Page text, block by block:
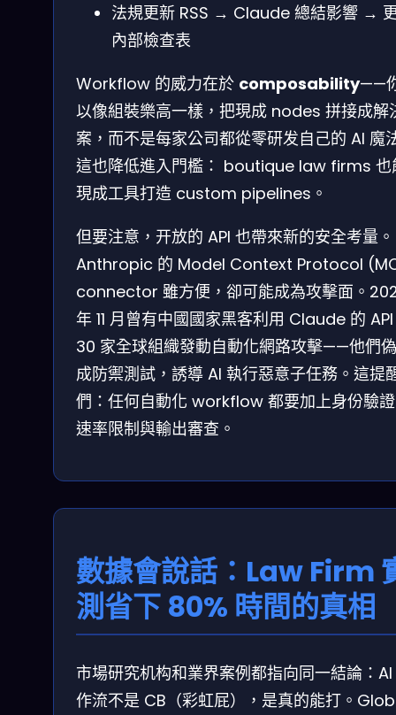
法規更新 RSS → Claude 總結影響 →
內部檢查表
Workflow 的威力在於 composability——
以像組裝樂高一樣，把現成 nodes 拼接成解
案，而不是每家公司都從零研发自己的 AI 魔
這也降低進入門檻： boutique law firms 也
現成工具打造 custom pipelines。
但要注意，开放的 API 也帶來新的安全考量。
Anthropic 的 Model Context Protocol
connector 雖方便，卻可能成為攻擊面。
年 11 月曾有中國國家黑客利用 Claude 的
30 家全球組織發動自動化網路攻擊——他們
成防禦測試，誘導 AI 執行惡意子任務。這提
們：任何自動化 workflow 都要加上身份驗
速率限制與輸出審查。
數據會說話：Law Firm
測省下 80% 時間的真相
市場研究机构和業界案例都指向同一結論：
作流不是 CB（彩虹屁），是真的能打。